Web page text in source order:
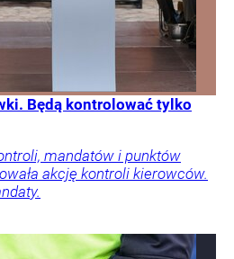
Będą kontrolować tylko
mandatów i punktów
akcję kontroli kierowców.